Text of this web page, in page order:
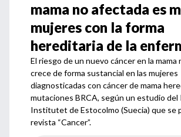
mama no afectada es
mujeres con la forma
hereditaria de la
El riesgo de un nuevo cáncer en la mama
crece de forma sustancial en las mujeres
diagnosticadas con cáncer de mama
mutaciones BRCA, según un estudio del
Institutet de Estocolmo (Suecia) que se
revista “Cancer”.